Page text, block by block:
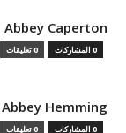
Abbey Caperton
0 المشاركات 0 تعليقات
Abbey Hemming
0 المشاركات 0 تعليقات